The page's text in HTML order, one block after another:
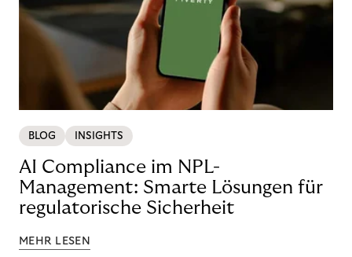
BLOG INSIGHTS
AI Compliance im NPL-
Management: Smarte Lösungen für
regulatorische Sicherheit
MEHR LESEN